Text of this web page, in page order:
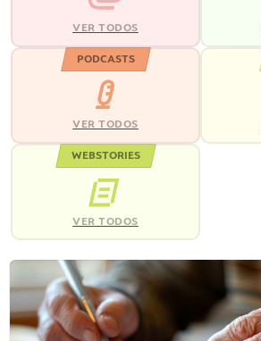
VER TODOS
PODCASTS
VER TODOS
WEBSTORIES
VER TODOS